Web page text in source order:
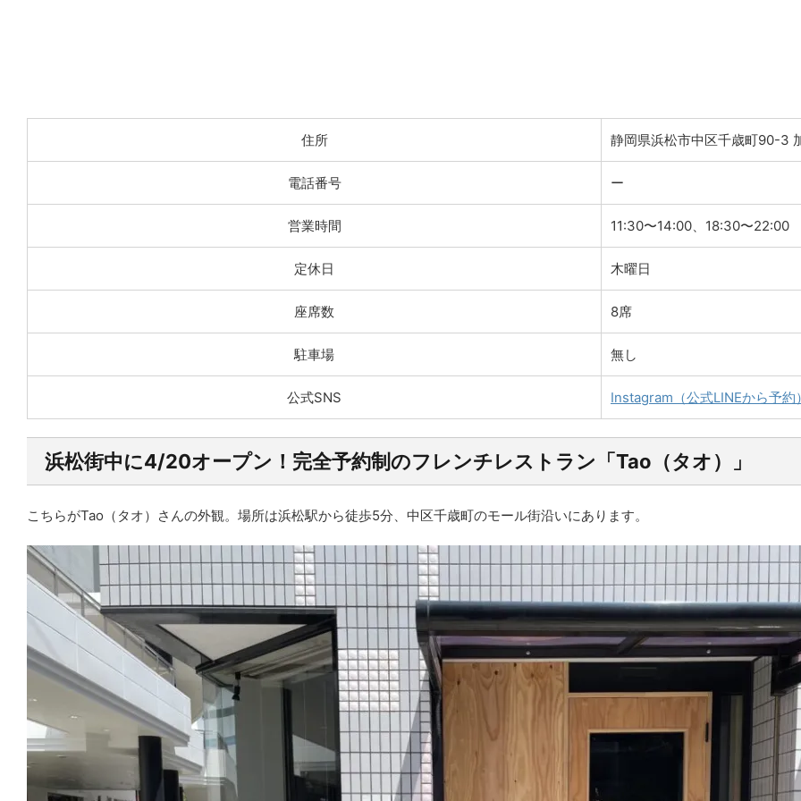
住所 静岡県浜松市中区千歳町90-3
電話番号 ー
営業時間 11:30〜14:00、18:30〜22:00
定休日 木曜日
座席数 8席
駐車場 無し
公式SNS Instagram（公式LINEから予約）
浜松街中に4/20オープン！完全予約制のフレンチレストラン「Tao（タオ）」
こちらがTao（タオ）さんの外観。場所は浜松駅から徒歩5分、中区千歳町のモール街沿いにあります。